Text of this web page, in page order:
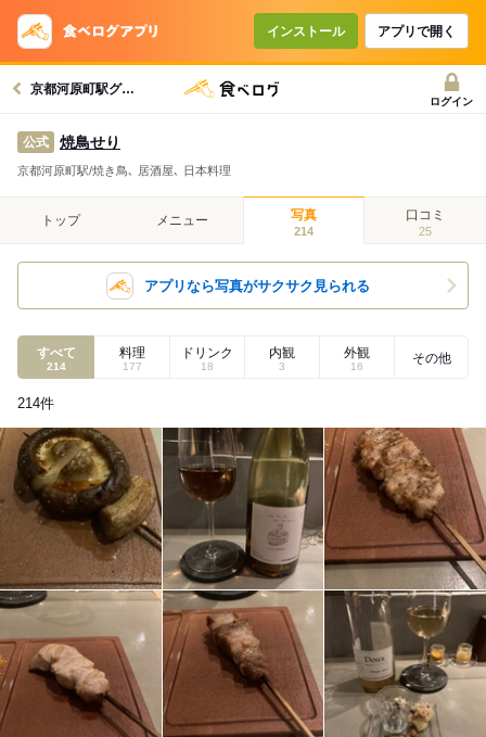
インストール アプリで開く
京都河原町駅グルメへ
ログイン
公式 焼鳥せり
京都河原町駅/焼き鳥､ 居酒屋､ 日本料理
トップ メニュー 写真
214
口コミ
25
アプリなら写真がサクサク見られる
すべて
214
料理
177
ドリンク
18
内観
3
外観
16
その他
214件